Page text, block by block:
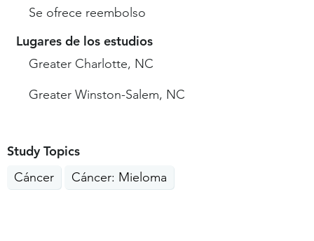
Se ofrece reembolso
Lugares de los estudios
Greater Charlotte, NC
Greater Winston-Salem, NC
Study Topics
Cáncer Cáncer: Mieloma